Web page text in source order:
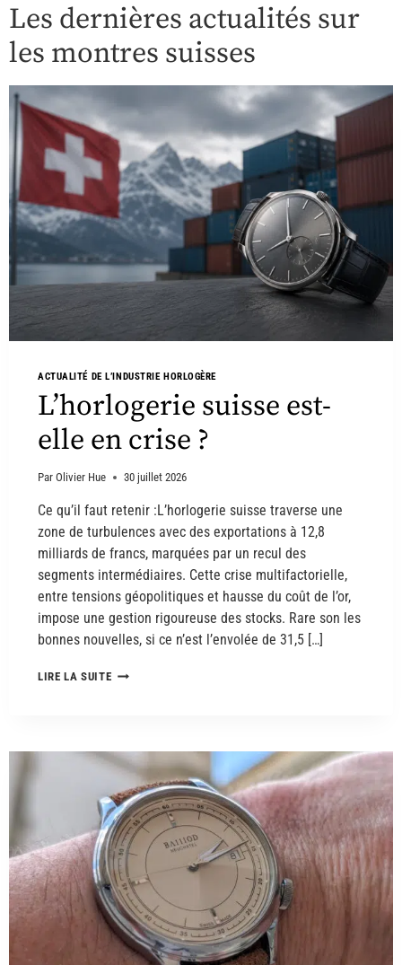
Les dernières actualités sur
les montres suisses
ACTUALITÉ DE L’INDUSTRIE HORLOGÈRE
L’horlogerie suisse est-
elle en crise ?
Par Olivier Hue 30 juillet 2026
Ce qu’il faut retenir :L’horlogerie suisse traverse une
zone de turbulences avec des exportations à 12,8
milliards de francs, marquées par un recul des
segments intermédiaires. Cette crise multifactorielle,
entre tensions géopolitiques et hausse du coût de l’or,
impose une gestion rigoureuse des stocks. Rare son les
bonnes nouvelles, si ce n’est l’envolée de 31,5 […]
LIRE LA SUITE